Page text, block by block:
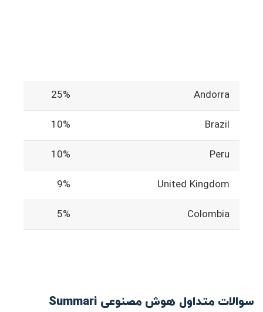
Andorra
25%
Brazil
10%
Peru
10%
United Kingdom
9%
Colombia
5%
سوالات متداول هوش مصنوعی Summari